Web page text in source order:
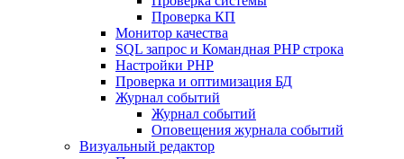
Проверка КП
Монитор качества
SQL запрос и Командная PHP строка
Настройки PHP
Проверка и оптимизация БД
Журнал событий
Журнал событий
Оповещения журнала событий
Визуальный редактор